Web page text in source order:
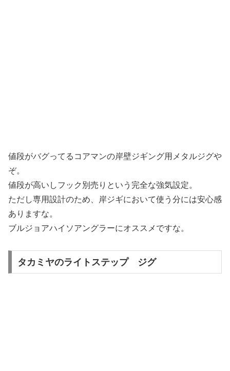
値段がバグってるコアマンの岸壁ジギング用メタルジグや
ぞ。
値段が高いしフック別売りという完全な強気設定。
ただし専用設計のため、岸ジギにおいて使う分には安心感
ありますな。
ブルジョアハイソアングラーにオススメですな。
タカミヤのライトステップ ジグ